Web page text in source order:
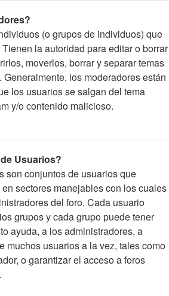
(o grupos de individuos) que
la autoridad para editar o borrar
moverlos, borrar y separar temas
los moderadores están
los usuarios se salgan del tema
y/o contenido malicioso.
Usuarios?
son conjuntos de usuarios que
sectores manejables con los cuales
del foro. Cada usuario
grupos y cada grupo puede tener
ayuda, a los administradores, a
muchos usuarios a la vez, tales como
o garantizar el acceso a foros